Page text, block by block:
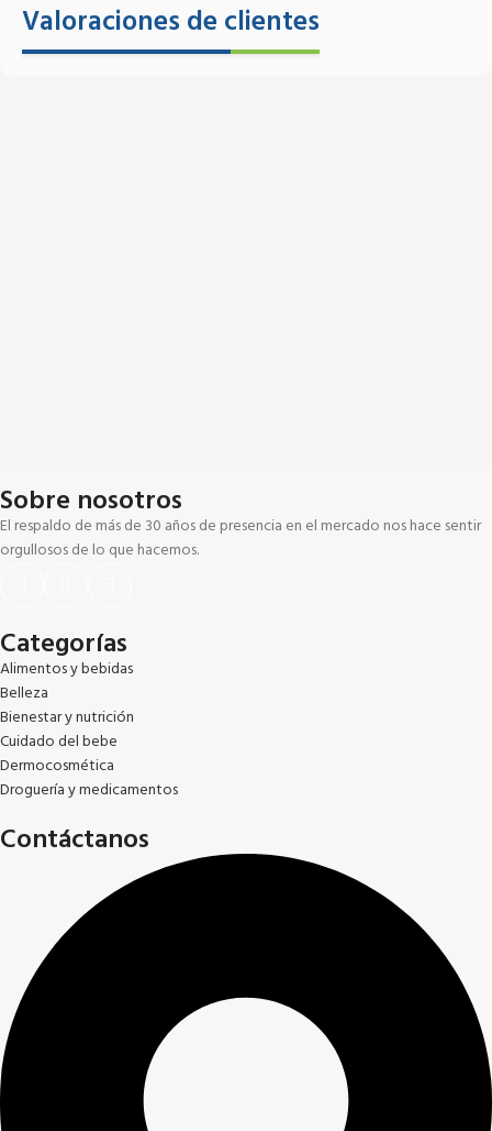
Valoraciones de clientes
Sobre nosotros
El respaldo de más de 30 años de presencia en el mercado nos hace sentir
orgullosos de lo que hacemos.
Categorías
Alimentos y bebidas
Belleza
Bienestar y nutrición
Cuidado del bebe
Dermocosmética
Droguería y medicamentos
Contáctanos